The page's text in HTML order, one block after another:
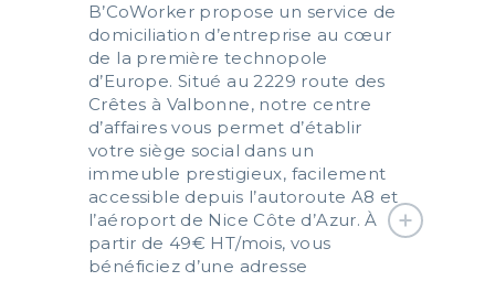
B’CoWorker propose un service de
domiciliation d’entreprise au cœur
de la première technopole
d’Europe. Situé au 2229 route des
Crêtes à Valbonne, notre centre
d’affaires vous permet d’établir
votre siège social dans un
immeuble prestigieux, facilement
accessible depuis l’autoroute A8 et
l’aéroport de Nice Côte d’Azur. À
partir de 49€ HT/mois, vous
bénéficiez d’une adresse